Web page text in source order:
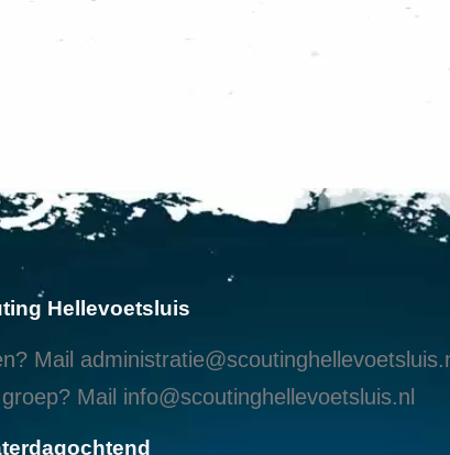
Hellevoetsluis
Mail
Mail info@scoutinghellevoetsluis.nl